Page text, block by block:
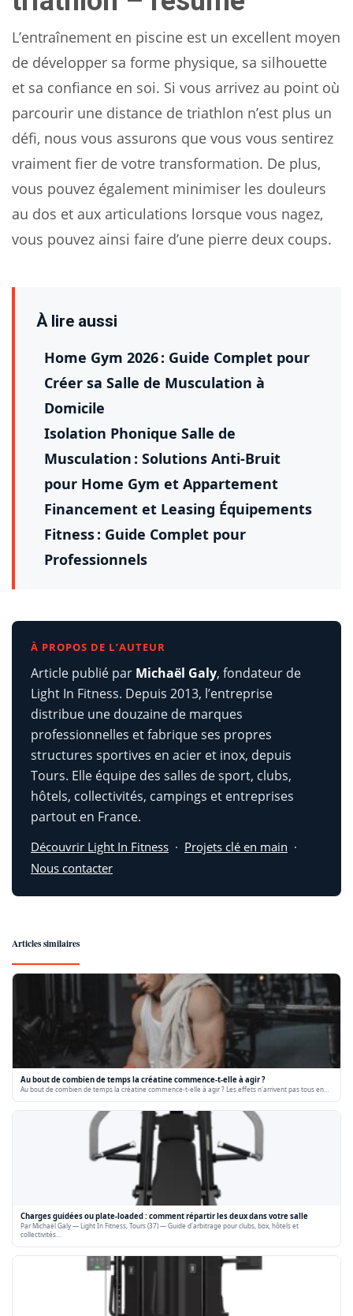
L’entraînement en piscine est un excellent moyen
de développer sa forme physique, sa silhouette
et sa confiance en soi. Si vous arrivez au point où
parcourir une distance de triathlon n’est plus un
défi, nous vous assurons que vous vous sentirez
vraiment fier de votre transformation. De plus,
vous pouvez également minimiser les douleurs
au dos et aux articulations lorsque vous nagez,
vous pouvez ainsi faire d’une pierre deux coups.
À lire aussi
Home Gym 2026 : Guide Complet pour
Créer sa Salle de Musculation à
Domicile
Isolation Phonique Salle de
Musculation : Solutions Anti-Bruit
pour Home Gym et Appartement
Financement et Leasing Équipements
Fitness : Guide Complet pour
Professionnels
À PROPOS DE L’AUTEUR
Article publié par Michaël Galy, fondateur de
Light In Fitness. Depuis 2013, l’entreprise
distribue une douzaine de marques
professionnelles et fabrique ses propres
structures sportives en acier et inox, depuis
Tours. Elle équipe des salles de sport, clubs,
hôtels, collectivités, campings et entreprises
partout en France.
Découvrir Light In Fitness · Projets clé en main ·
Nous contacter
Articles similaires
Au bout de combien de temps la créatine commence-t-elle à agir ?
Au bout de combien de temps la créatine commence-t-elle à agir ? Les effets n'arrivent pas tous en…
Charges guidées ou plate-loaded : comment répartir les deux dans votre salle
Par Michaël Galy — Light In Fitness, Tours (37) — Guide d'arbitrage pour clubs, box, hôtels et
collectivités…